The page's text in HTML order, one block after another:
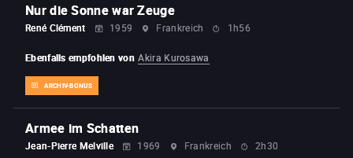
Nur die Sonne war Zeuge
René Clément 1959 Frankreich 1h56
ARCHIV-BONUS
Ebenfalls empfohlen von Akira Kurosawa
Armee im Schatten
Jean-Pierre Melville 1969 Frankreich 2h30